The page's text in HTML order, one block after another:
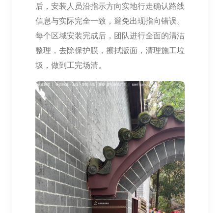
后，安装人员沿指示方向实地行走确认路线
信息与实际完全一致，避免出现指向错误。
每个区域安装完成后，团队进行全面的清洁
整理，去除保护膜，擦拭版面，清理施工垃
圾，做到工完场清。